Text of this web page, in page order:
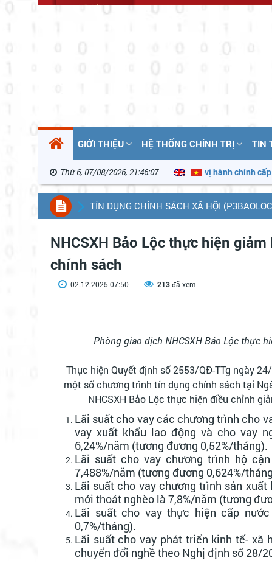
GIỚI THIỆU HỆ THỐNG CHÍNH TRỊ TIN
Thứ 6, 07/08/2026, 21:46:08
ban hành Quyết định phân loại đơn vị hành chính cấp xã
TÍN DỤNG CHÍNH SÁCH XÃ HỘI
NHCSXH Bảo Lộc thực hiện
chính sách
02.12.2025 07:50 213đã xem
Phòng giao dịch NHCSXH Bảo Lộc thực
Thực hiện Quyết định số 2553/QĐ-TTg ngày
một số chương trình tín dụng chính sách tại
NHCSXH Bảo Lộc thực hiện điều chỉnh
Lãi suất cho vay các chương trình cho
vay xuất khẩu lao động và cho vay
6,24%/năm (tương đương 0,52%/tháng).
Lãi suất cho vay chương trình hộ
7,488%/năm (tương đương 0,624%/
Lãi suất cho vay chương trình sản
mới thoát nghèo là 7,8%/năm (tương
Lãi suất cho vay thực hiện cấp
0,7%/tháng).
Lãi suất cho vay phát triển kinh tế- xã
chuyển đổi nghề theo Nghị định số 28/